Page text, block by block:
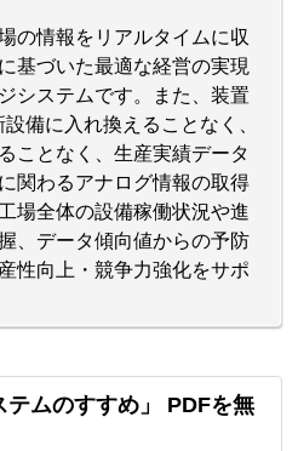
の情報をリアルタイムに収
基づいた最適な経営の実現
システムです。また、装置
備に入れ換えることなく、
ことなく、生産実績データ
関わるアナログ情報の取得
場全体の設備稼働状況や進
、データ傾向値からの予防
性向上・競争力強化をサポ
テムのすすめ」 PDFを無